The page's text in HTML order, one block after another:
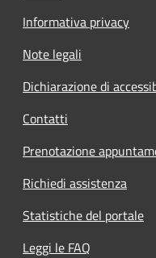
Informativa privacy
Note legali
Dichiarazione di
Contatti
Prenotazione
Richiedi assistenza
Statistiche del portale
Leggi le FAQ